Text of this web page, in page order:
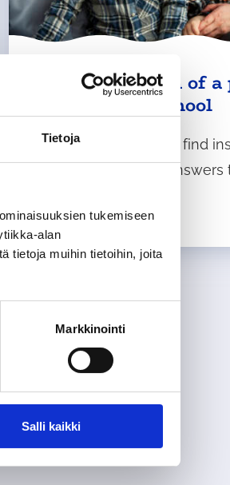
Tietoja
tukemiseen
alan
tietoja muihin tietoihin, joita
Markkinointi
Salli kaikki
To the guardian of
Vanhankylä School
On this page, you will find
starting school and